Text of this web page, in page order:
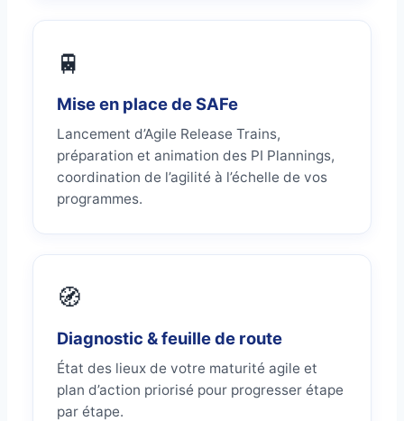
🚆
Mise en place de SAFe
Lancement d’Agile Release Trains,
préparation et animation des PI Plannings,
coordination de l’agilité à l’échelle de vos
programmes.
🧭
Diagnostic & feuille de route
État des lieux de votre maturité agile et
plan d’action priorisé pour progresser étape
par étape.